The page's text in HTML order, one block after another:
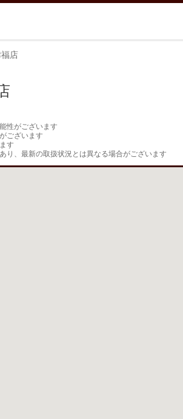
店
性がございます
ございます
す
り、最新の取扱状況とは異なる場合がございます